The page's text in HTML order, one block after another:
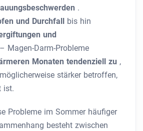
.
und Durchfall
bis hin
und
– Magen-Darm-Probleme
Monaten tendenziell zu ,
stärker betroffen,
ist.
Probleme im Sommer häufiger
besteht zwischen